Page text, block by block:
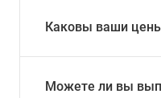
Каковы ваши
Можете ли вы